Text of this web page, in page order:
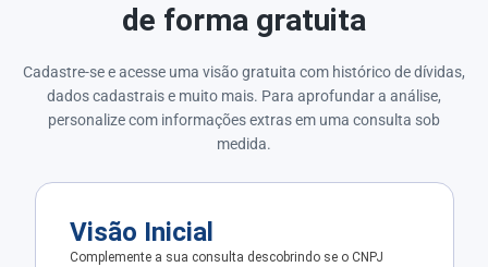
de forma gratuita
Cadastre-se e acesse uma visão gratuita com histórico de dívidas,
dados cadastrais e muito mais. Para aprofundar a análise,
personalize com informações extras em uma consulta sob
medida.
Visão Inicial
Complemente a sua consulta descobrindo se o CNPJ